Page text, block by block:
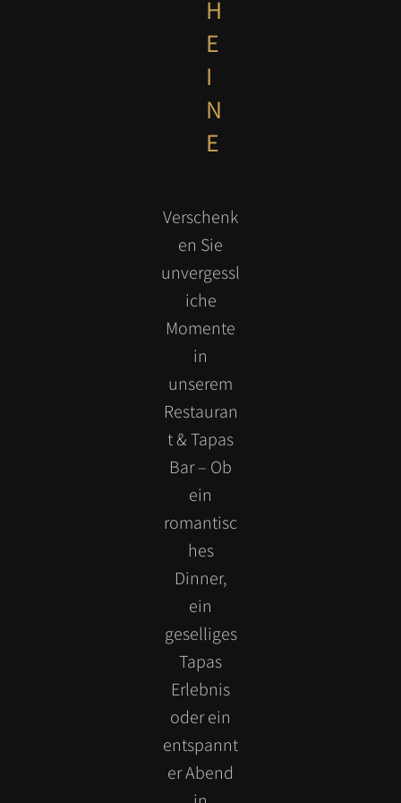
H
E
I
N
E
Verschenk
en Sie
unvergessl
iche
Momente
in
unserem
Restauran
t & Tapas
Bar – Ob
ein
romantisc
hes
Dinner,
ein
geselliges
Tapas
Erlebnis
oder ein
entspannt
er Abend